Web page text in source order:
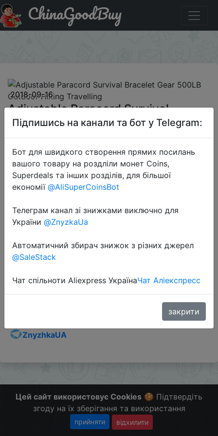
Придбати по акціи Adjustable Paracord Survival Bracelet
Gear 500LB Outdoor Hiking Travelling
ChinaGoodBuy
2018-09-16
Adjustable Paracord Survival
Bracelet Gear 500LB Outdoor
Hiking Travelling
$2.99
Sale
Слідкуйте за знижками на мобільному, в телеграм
ZnyzhkaUA
Цей сайт використовує Cookies 🍪 Підтвердіть
згоду на їх зберігання та використання
прийняти відхилити
Підпишись на канали та бот у Telegram:
Бот для швидкого створення прямих посилань
вашого товару на роздліли монет Coins,
Superdeals та інших розділів, для більшої
економії @AliSuperCoinsBot
Телеграм канал зі знижками виключно для
України @ZnyzkaUa
Автоматичний збирач знижок з різних джерел
@SaleStack
Чат спільноти Aliexpress УкраїнаЧат Аліекспресс
закрити